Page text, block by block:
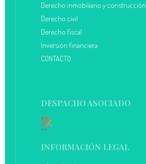
Derecho inmobiliario y construcción
Derecho civil
Derecho fiscal
Inversión financiera
CONTACTO
DESPACHO ASOCIADO
INFORMACIÓN LEGAL